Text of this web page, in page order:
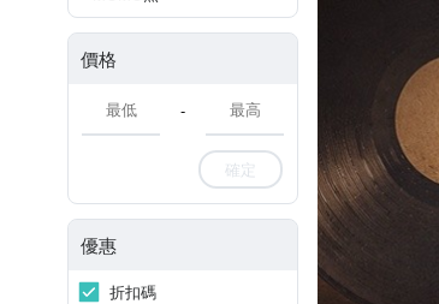
價格
-
確定
優惠
折扣碼